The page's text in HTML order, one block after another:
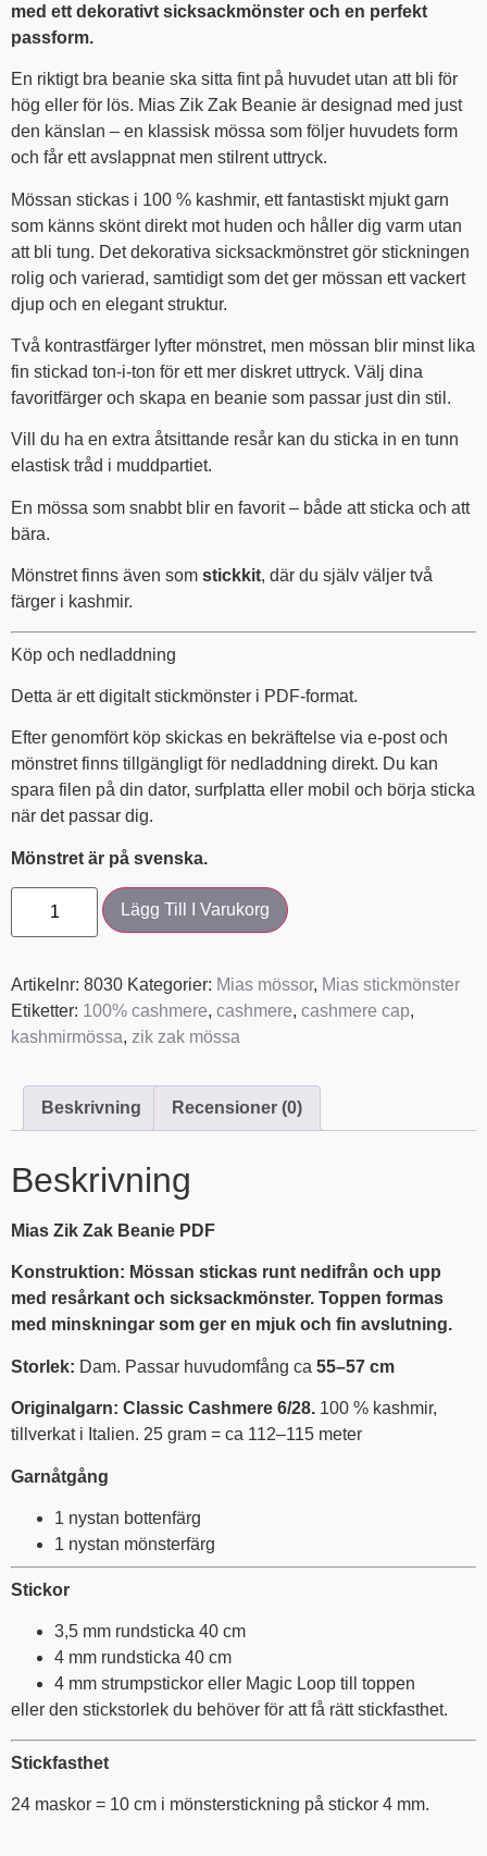
med ett dekorativt sicksackmönster och en perfekt
passform.
En riktigt bra beanie ska sitta fint på huvudet utan att bli för
hög eller för lös. Mias Zik Zak Beanie är designad med just
den känslan – en klassisk mössa som följer huvudets form
och får ett avslappnat men stilrent uttryck.
Mössan stickas i 100 % kashmir, ett fantastiskt mjukt garn
som känns skönt direkt mot huden och håller dig varm utan
att bli tung. Det dekorativa sicksackmönstret gör stickningen
rolig och varierad, samtidigt som det ger mössan ett vackert
djup och en elegant struktur.
Två kontrastfärger lyfter mönstret, men mössan blir minst lika
fin stickad ton-i-ton för ett mer diskret uttryck. Välj dina
favoritfärger och skapa en beanie som passar just din stil.
Vill du ha en extra åtsittande resår kan du sticka in en tunn
elastisk tråd i muddpartiet.
En mössa som snabbt blir en favorit – både att sticka och att
bära.
Mönstret finns även som stickkit, där du själv väljer två
färger i kashmir.
Köp och nedladdning
Detta är ett digitalt stickmönster i PDF-format.
Efter genomfört köp skickas en bekräftelse via e-post och
mönstret finns tillgängligt för nedladdning direkt. Du kan
spara filen på din dator, surfplatta eller mobil och börja sticka
när det passar dig.
Mönstret är på svenska.
Lägg Till I Varukorg
Artikelnr: 8030 Kategorier: Mias mössor, Mias stickmönster
Etiketter: 100% cashmere, cashmere, cashmere cap,
kashmirmössa, zik zak mössa
Beskrivning Recensioner (0)
Beskrivning
Mias Zik Zak Beanie PDF
Konstruktion: Mössan stickas runt nedifrån och upp
med resårkant och sicksackmönster. Toppen formas
med minskningar som ger en mjuk och fin avslutning.
Storlek: Dam. Passar huvudomfång ca 55–57 cm
Originalgarn: Classic Cashmere 6/28. 100 % kashmir,
tillverkat i Italien. 25 gram = ca 112–115 meter
Garnåtgång
1 nystan bottenfärg
1 nystan mönsterfärg
Stickor
3,5 mm rundsticka 40 cm
4 mm rundsticka 40 cm
4 mm strumpstickor eller Magic Loop till toppen
eller den stickstorlek du behöver för att få rätt stickfasthet.
Stickfasthet
24 maskor = 10 cm i mönsterstickning på stickor 4 mm.